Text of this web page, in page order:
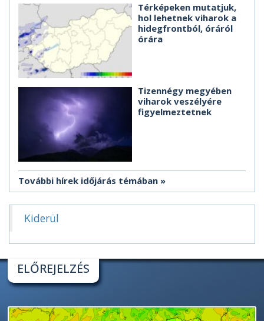
Térképeken mutatjuk,
hol lehetnek viharok a
hidegfrontból, óráról
órára
Tizennégy megyében
viharok veszélyére
figyelmeztetnek
További hírek időjárás témában
Kiderül
ELŐREJELZÉS